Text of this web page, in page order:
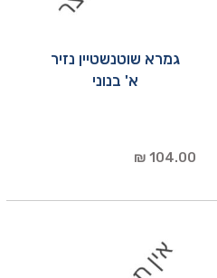
גמרא שוטנשטיין נזיר
א' בנוני
104.00 ₪